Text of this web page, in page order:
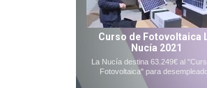
Curso de Fotovoltaica
Nucía 2021
La Nucía destina 63.249€ al
Fotovoltaica" para